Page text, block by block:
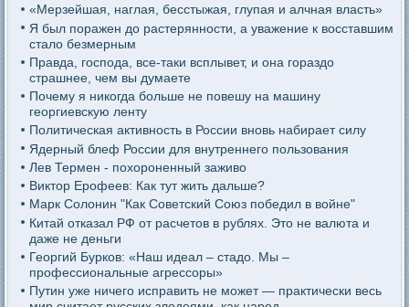
«Мерзейшая, наглая, бесстыжая, глупая и алчная власть»
Я был поражен до растерянности, а уважение к восставшим
стало безмерным
Правда, господа, все-таки всплывет, и она гораздо
страшнее, чем вы думаете
Почему я никогда больше не повешу на машину
георгиевскую ленту
Политическая активность в России вновь набирает силу
Ядерный блеф России для внутреннего пользования
Лев Термен - похороненный заживо
Виктор Ерофеев: Как тут жить дальше?
Марк Солонин "Как Советский Союз победил в войне"
Китай отказал РФ от расчетов в рублях. Это не валюта и
даже не деньги
Георгий Бурков: «Наш идеал – стадо. Мы –
профессиональные агрессоры»
Путин уже ничего исправить не может — практически весь